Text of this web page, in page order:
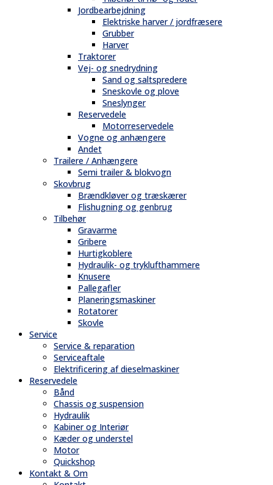
Jordbearbejdning
Elektriske harver / jordfræsere
Grubber
Harver
Traktorer
Vej- og snedrydning
Sand og saltspredere
Sneskovle og plove
Sneslynger
Reservedele
Motorreservedele
Vogne og anhængere
Andet
Trailere / Anhængere
Semi trailer & blokvogn
Skovbrug
Brændkløver og træskærer
Flishugning og genbrug
Tilbehør
Gravarme
Gribere
Hurtigkoblere
Hydraulik- og tryklufthammere
Knusere
Pallegafler
Planeringsmaskiner
Rotatorer
Skovle
Service
Service & reparation
Serviceaftale
Elektrificering af dieselmaskiner
Reservedele
Bånd
Chassis og suspension
Hydraulik
Kabiner og Interiør
Kæder og understel
Motor
Quickshop
Kontakt & Om